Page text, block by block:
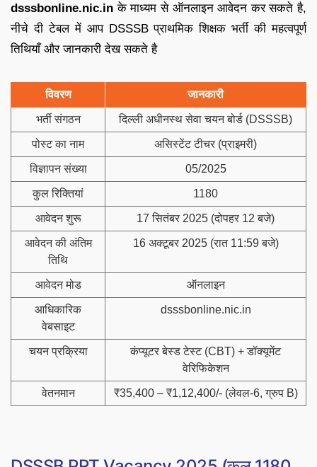
dsssbonline.nic.in के माध्यम से ऑनलाइन आवेदन कर सकते है,
नीचे दी टेबल में आप DSSSB प्राथमिक शिक्षक भर्ती की महत्वपूर्ण
तिथियाँ और जानकारी देख सकते है
विवरण जानकारी
भर्ती संगठन दिल्ली अधीनस्थ सेवा चयन बोर्ड (DSSSB)
पोस्ट का नाम असिस्टेंट टीचर (प्राइमरी)
विज्ञापन संख्या 05/2025
कुल रिक्तियां 1180
आवेदन शुरू 17 सितंबर 2025 (दोपहर 12 बजे)
आवेदन की अंतिम
तिथि
16 अक्टूबर 2025 (रात 11:59 बजे)
आवेदन मोड ऑनलाइन
आधिकारिक
वेबसाइट
dsssbonline.nic.in
चयन प्रक्रिया
कंप्यूटर बेस्ड टेस्ट (CBT) + डॉक्यूमेंट
वेरिफिकेशन
वेतनमान ₹35,400 – ₹1,12,400/- (लेवल-6, ग्रुप B)